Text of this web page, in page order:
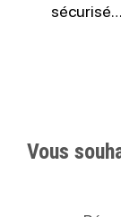
sécurisé…
Vous